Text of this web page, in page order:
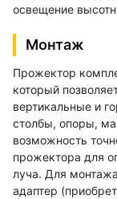
освещение
Монтаж
Прожектор
который
вертикальные и
столбы, опоры,
возможность
прожектора для
луча. Для
адаптер